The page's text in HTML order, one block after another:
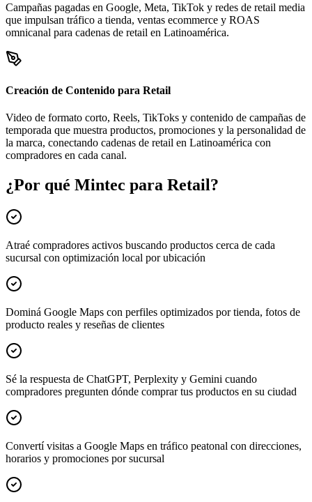
Campañas pagadas en Google, Meta, TikTok y redes de retail media
que impulsan tráfico a tienda, ventas ecommerce y ROAS
omnicanal para cadenas de retail en Latinoamérica.
Creación de Contenido para Retail
Video de formato corto, Reels, TikToks y contenido de campañas de
temporada que muestra productos, promociones y la personalidad de
la marca, conectando cadenas de retail en Latinoamérica con
compradores en cada canal.
¿Por qué Mintec para Retail?
Atraé compradores activos buscando productos cerca de cada
sucursal con optimización local por ubicación
Dominá Google Maps con perfiles optimizados por tienda, fotos de
producto reales y reseñas de clientes
Sé la respuesta de ChatGPT, Perplexity y Gemini cuando
compradores pregunten dónde comprar tus productos en su ciudad
Convertí visitas a Google Maps en tráfico peatonal con direcciones,
horarios y promociones por sucursal